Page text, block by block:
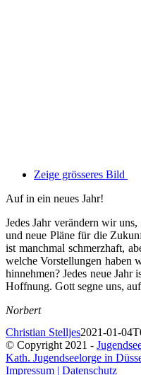
Zeige grösseres Bild
Auf in ein neues Jahr!
Jedes Jahr verändern wir
und neue Pläne für die
ist manchmal schmerzhaft,
welche Vorstellungen haben
hinnehmen? Jedes neue
Hoffnung. Gott segne uns,
Norbert
Christian Stelljes2021-01-
© Copyright 2021 -
Kath. Jugendseelorge in
Impressum | Datenschutz